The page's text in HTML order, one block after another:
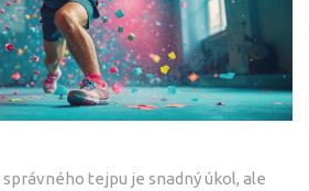
tejpu je snadný úkol, ale